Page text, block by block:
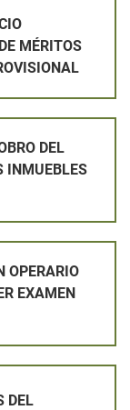
MÉRITOS
DEL
INMUEBLES
OPERARIO
EXAMEN
DEL